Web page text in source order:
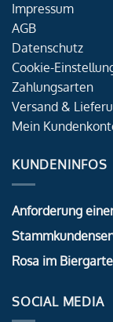
Impressum
AGB
Datenschutz
Cookie-
Zahlungsarten
Versand &
Mein
KUNDENINFOS
Anforderung
Rosa im
SOCIAL MEDIA